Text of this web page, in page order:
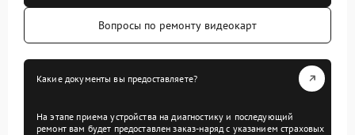
Вопросы по ремонту видеокарт
Какие документы вы предоставляете?
На этапе приема устройства на диагностику и последующий
ремонт вам будет предоставлен заказ-наряд с указанием страховых